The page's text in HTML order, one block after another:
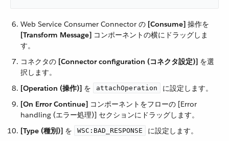
Web Service Consumer Connector の ​ [Consume] ​ 操作を ​
[Transform Message] ​ コンポーネントの横にドラッグしま
す。
コネクタの ​ [Connector configuration (コネクタ設定)] ​ を選
択します。
[Operation (操作)] ​ を ​ attachOperation
​ に設定します。
[On Error Continue] ​ コンポーネントをフローの [Error
handling (エラー処理)] セクションにドラッグします。
[Type (種別)] ​ を ​ WSC:BAD_RESPONSE
​ に設定します。